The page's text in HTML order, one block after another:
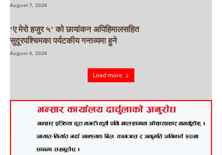
August 7, 2026
‘ए मेरो हजुर ५’ को छायांकन अपिहिमालसहित
सुदूरपश्चिमका पर्यटकीय गन्तव्यमा हुने
August 6, 2026
Load more